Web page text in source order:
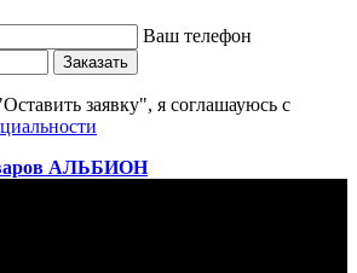
Ваш телефон
Заказать
заявку", я соглашауюсь с
АЛЬБИОН